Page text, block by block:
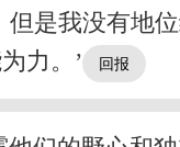
是我没有地
力。’